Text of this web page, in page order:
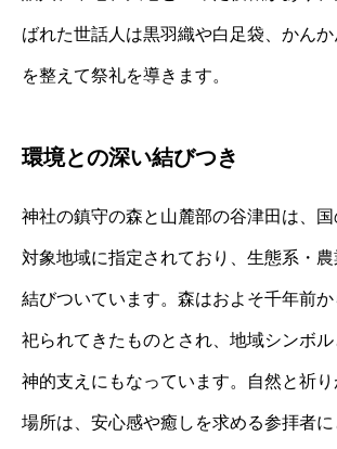
ばれた世話人は黒羽織や白足袋、かん
を整えて祭礼を導きます。
環境との深い結びつき
神社の鎮守の森と山麓部の谷津田は、
対象地域に指定されており、生態系・
結びついています。森はおよそ千年前
祀られてきたものとされ、地域シンボ
神的支えにもなっています。自然と祈
場所は、安心感や癒しを求める参拝者